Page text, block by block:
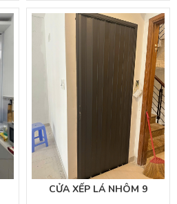
CỬA XẾP LÁ NHÔM 9